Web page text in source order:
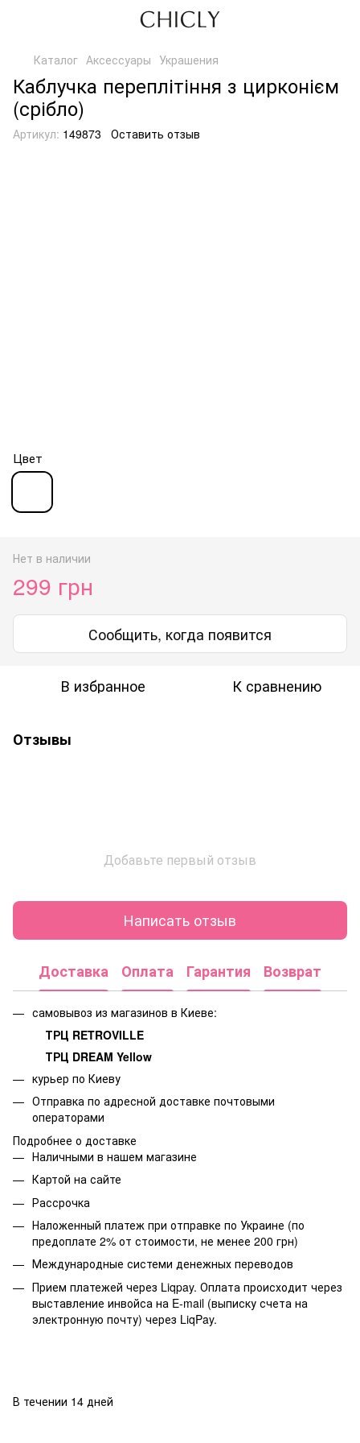
Каталог Аксессуары Украшения
Каблучка переплітіння з цирконієм
(срібло)
Артикул: 149873 Оставить отзыв
Цвет
Нет в наличии
299 грн
Сообщить, когда появится
В избранное К сравнению
Отзывы
Добавьте первый отзыв
Написать отзыв
Доставка Оплата Гарантия Возврат
самовывоз из магазинов в Киеве:
ТРЦ RETROVILLE
ТРЦ DREAM Yellow
курьер по Киеву
Отправка по адресной доставке почтовыми
операторами
Подробнее о доставке
Наличными в нашем магазине
Картой на сайте
Рассрочка
Наложенный платеж при отправке по Украине (по
предоплате 2% от стоимости, не менее 200 грн)
Международные системи денежных переводов
Прием платежей через Liqpay. Оплата происходит через
выставление инвойса на E-mail (выписку счета на
электронную почту) через LiqPay.
В течении 14 дней